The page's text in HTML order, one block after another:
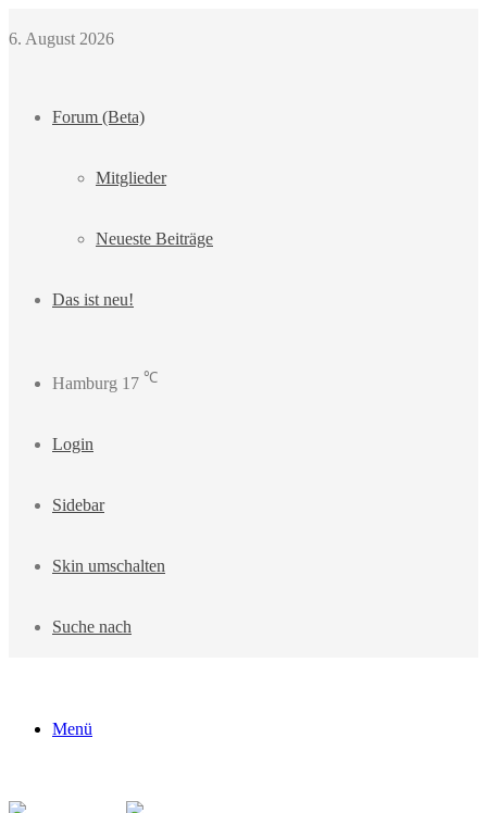
6. August 2026
Forum (Beta)
Mitglieder
Neueste Beiträge
Das ist neu!
Hamburg 17 ℃
Login
Sidebar
Skin umschalten
Suche nach
Menü